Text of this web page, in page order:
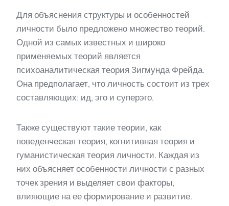
Для объяснения структуры и особенностей
личности было предложено множество теорий.
Одной из самых известных и широко
применяемых теорий является
психоаналитическая теория Зигмунда Фрейда.
Она предполагает, что личность состоит из трех
составляющих: ид, эго и суперэго.
Также существуют такие теории, как
поведенческая теория, когнитивная теория и
гуманистическая теория личности. Каждая из
них объясняет особенности личности с разных
точек зрения и выделяет свои факторы,
влияющие на ее формирование и развитие.